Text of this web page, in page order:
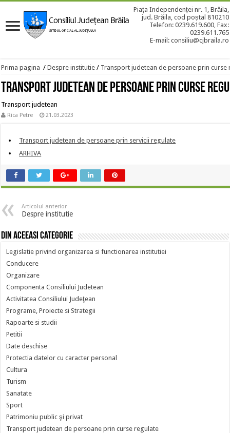
Piața Independenței nr. 1, Brăila,
jud. Brăila, cod poștal 810210
Telefon: 0239.619.600, Fax:
0239.611.765
E-mail: consiliu@cjbraila.ro
Prima pagina / Despre institutie / Transport judetean de persoane prin curse
Transport judetean de persoane prin curse
Transport judetean
Rica Petre 21.03.2023
Transport judetean de persoane prin servicii regulate
ARHIVA
Articolul anterior
Despre institutie
Din aceeasi categorie
Legislatie privind organizarea si functionarea institutiei
Conducere
Organizare
Componenta Consiliului Judetean
Activitatea Consiliului Judeţean
Programe, Proiecte si Strategii
Rapoarte si studii
Petitii
Date deschise
Protectia datelor cu caracter personal
Cultura
Turism
Sanatate
Sport
Patrimoniu public şi privat
Transport judetean de persoane prin curse regulate